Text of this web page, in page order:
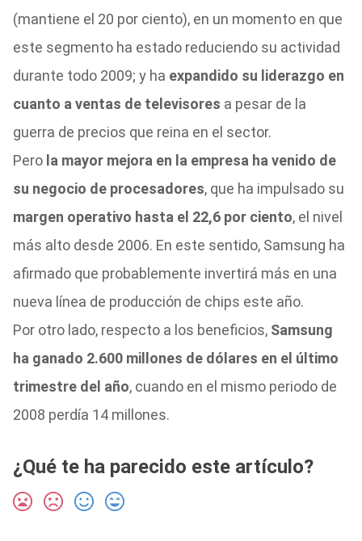
(mantiene el 20 por ciento), en un momento en que
este segmento ha estado reduciendo su actividad
durante todo 2009; y ha expandido su liderazgo en
cuanto a ventas de televisores a pesar de la
guerra de precios que reina en el sector.
Pero la mayor mejora en la empresa ha venido de
su negocio de procesadores, que ha impulsado su
margen operativo hasta el 22,6 por ciento, el nivel
más alto desde 2006. En este sentido, Samsung ha
afirmado que probablemente invertirá más en una
nueva línea de producción de chips este año.
Por otro lado, respecto a los beneficios, Samsung
ha ganado 2.600 millones de dólares en el último
trimestre del año, cuando en el mismo periodo de
2008 perdía 14 millones.
¿Qué te ha parecido este artículo?